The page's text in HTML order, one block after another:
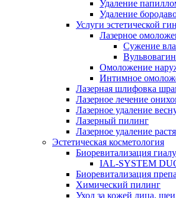
Удаление
Удаление
Услуги эстетической
Лазерное
Cужение
Омоложение
Интимное
Лазерная шлифовка
Лазерное лечение
Лазерное удаление
Лазерный пилинг
Лазерное удаление
Эстетическая косметология
Биоревитализация
IAL-SYSTEM
Биоревитализация
Химический пилинг
Уход за кожей лица,